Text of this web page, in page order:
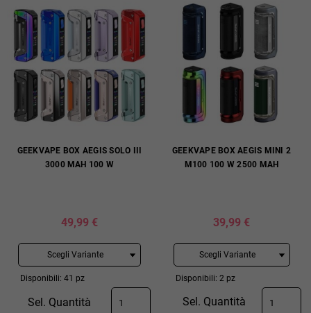
GEEKVAPE BOX AEGIS SOLO III
3000 MAH 100 W
49,99 €
Disponibili: 41 pz
Sel. Quantità
GEEKVAPE BOX AEGIS MINI 2
M100 100 W 2500 MAH
39,99 €
Disponibili: 2 pz
Sel. Quantità